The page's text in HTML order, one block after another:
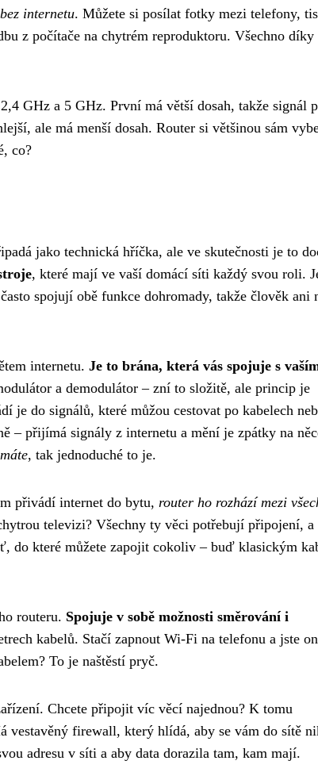
internetu. Můžete si posílat fotky mezi telefony,
z počítače na chytrém reproduktoru. Všechno díky
GHz a 5 GHz. První má větší dosah, takže signál
ale má menší dosah. Router si většinou sám
co?
jako technická hříčka, ale ve skutečnosti je to
, které mají ve vaší domácí síti každý svou roli.
spojují obě funkce dohromady, takže člověk ani
internetu. Je to brána, která vás spojuje s
a demodulátor – zní to složitě, ale princip je
je do signálů, které můžou cestovat po kabelech
– přijímá signály z internetu a mění je zpátky na
, tak jednoduché to je.
přivádí internet do bytu, router ho rozhází mezi
televizi? Všechny ty věci potřebují připojení, a
do které můžete zapojit cokoliv – buď klasickým
routeru. Spojuje v sobě možnosti směrování i
kabelů. Stačí zapnout Wi-Fi na telefonu a jste
To je naštěstí pryč.
Chcete připojit víc věcí najednou? K tomu
vestavěný firewall, který hlídá, aby se vám do sítě
adresu v síti a aby data dorazila tam, kam mají.